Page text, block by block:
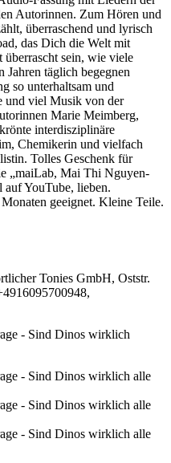
Autorinnen. Zum Hören und
überraschend und lyrisch
das Dich die Welt mit
überrascht sein, wie viele
Jahren täglich begegnen
so unterhaltsam und
und viel Musik von der
Marie Meimberg,
interdisziplinäre
Chemikerin und vielfach
Tolles Geschenk für
„maiLab, Mai Thi Nguyen-
YouTube, lieben.
geeignet. Kleine Teile.
Tonies GmbH, Oststr.